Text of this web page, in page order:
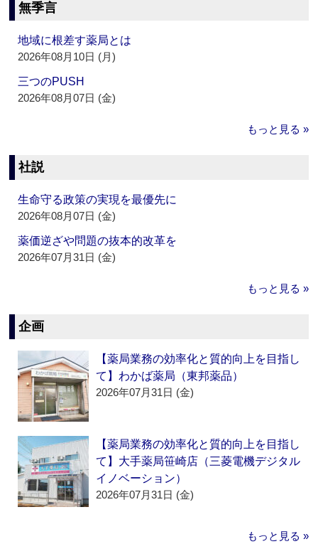
無季言
地域に根差す薬局とは
2026年08月10日 (月)
三つのPUSH
2026年08月07日 (金)
もっと見る »
社説
生命守る政策の実現を最優先に
2026年08月07日 (金)
薬価逆ざや問題の抜本的改革を
2026年07月31日 (金)
もっと見る »
企画
【薬局業務の効率化と質的向上を目指し
て】わかば薬局（東邦薬品）
2026年07月31日 (金)
【薬局業務の効率化と質的向上を目指し
て】大手薬局笹崎店（三菱電機デジタル
イノベーション）
2026年07月31日 (金)
もっと見る »